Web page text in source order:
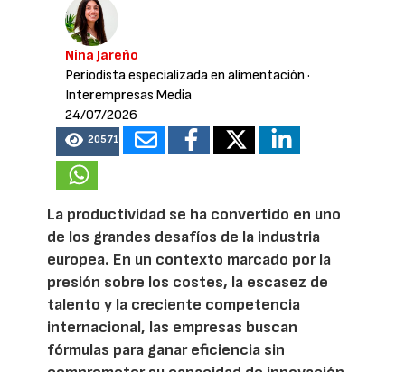
Nina Jareño
Periodista especializada en alimentación ·
Interempresas Media
24/07/2026
20571
La productividad se ha convertido en uno
de los grandes desafíos de la industria
europea. En un contexto marcado por la
presión sobre los costes, la escasez de
talento y la creciente competencia
internacional, las empresas buscan
fórmulas para ganar eficiencia sin